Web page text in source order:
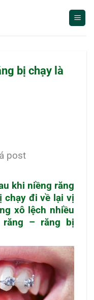
bị chạy là
post
khi niềng răng
chạy đi về lại vị
xô lệch nhiều
răng – răng bị